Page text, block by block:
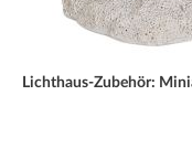
Lichthaus-Zubehör: